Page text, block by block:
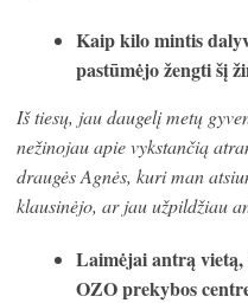
Kaip kilo mintis
pastūmėjo žengti šį
Iš tiesų, jau daugelį metų
nežinojau apie vykstančią
draugės Agnės, kuri man
klausinėjo, ar jau užpildžiau
Laimėjai antrą
OZO prekybos